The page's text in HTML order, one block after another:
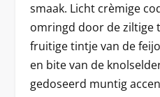
smaak. Licht crèmige
omringd door de ziltige
fruitige tintje van de
en bite van de
gedoseerd muntig